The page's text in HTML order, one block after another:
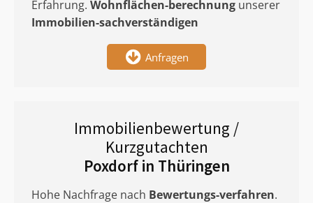
Erfahrung. Wohnflächen-berechnung unserer
Immobilien-sachverständigen
Anfragen
Immobilienbewertung /
Kurzgutachten
Poxdorf in Thüringen
Hohe Nachfrage nach Bewertungs-verfahren.